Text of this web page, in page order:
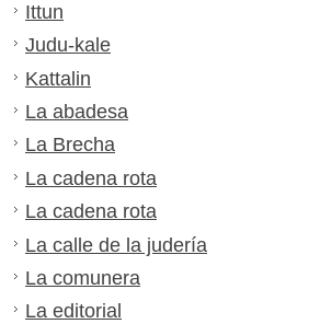
Ittun
Judu-kale
Kattalin
La abadesa
La Brecha
La cadena rota
La cadena rota
La calle de la judería
La comunera
La editorial